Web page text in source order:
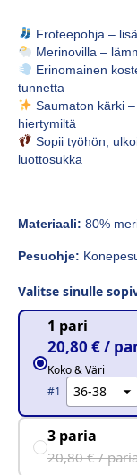
Froteepohja –
Merinovilla –
Erinomainen
tunnetta
Saumaton kärki
hiertymiltä
Sopii työhön,
luottosukka
Materiaali: 80%
Pesuohje:
Valitse sinulle
1 pari
20,80 € /
Koko & Väri
#1
3 paria
20,80 € /